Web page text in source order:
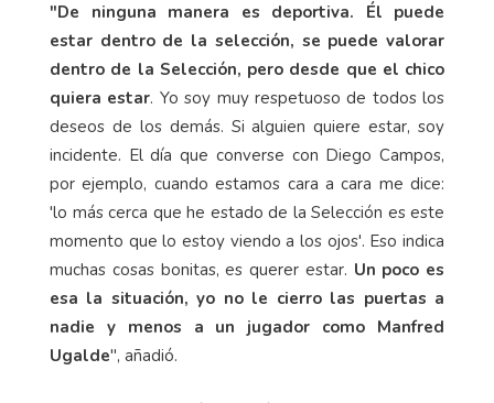
"De ninguna manera es deportiva. Él puede
estar dentro de la selección, se puede valorar
dentro de la Selección, pero desde que el chico
quiera estar. Yo soy muy respetuoso de todos los
deseos de los demás. Si alguien quiere estar, soy
incidente. El día que converse con Diego Campos,
por ejemplo, cuando estamos cara a cara me dice:
'lo más cerca que he estado de la Selección es este
momento que lo estoy viendo a los ojos'. Eso indica
muchas cosas bonitas, es querer estar. Un poco es
esa la situación, yo no le cierro las puertas a
nadie y menos a un jugador como Manfred
Ugalde", añadió.